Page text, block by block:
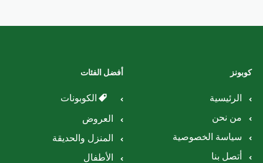
كوبونز
الرئيسية
من نحن
سياسة الخصوصية
أتصل بنا
أفضل الفئات
الكوبونات
العروض
المنزل والحديقة
الأطفال